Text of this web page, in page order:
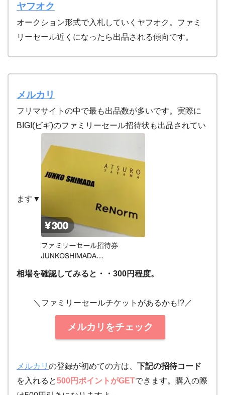
ヤフオク
オークション形式で入札していくヤフオク。ファミ
リーセール近くになったら出品される傾向です。
メルカリ
フリマサイトの中で最も出品数が多いです。実際に
BIGI(ビギ)のファミリーセール招待状も出品されてい
ます▼
相場を確認してみると・・300円程度。
＼ファミリーセールチケットがあるかも!?／
メルカリをチェック
メルカリ の登録が初めての方は、 下記の招待コード
を入れると500円ポイントがGETできます。購入の際